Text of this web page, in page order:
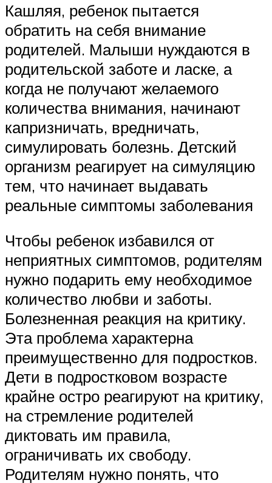
Кашляя, ребенок пытается
обратить на себя внимание
родителей. Малыши нуждаются в
родительской заботе и ласке, а
когда не получают желаемого
количества внимания, начинают
капризничать, вредничать,
симулировать болезнь. Детский
организм реагирует на симуляцию
тем, что начинает выдавать
реальные симптомы заболевания
Чтобы ребенок избавился от
неприятных симптомов, родителям
нужно подарить ему необходимое
количество любви и заботы.
Болезненная реакция на критику.
Эта проблема характерна
преимущественно для подростков.
Дети в подростковом возрасте
крайне остро реагируют на критику,
на стремление родителей
диктовать им правила,
ограничивать их свободу.
Родителям нужно понять, что